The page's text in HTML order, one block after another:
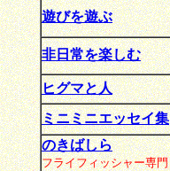
遊びを遊ぶ
非日常を楽しむ
ヒグマと人
ミニミニエッセイ集
のきばしら
フライフィッシャー専門